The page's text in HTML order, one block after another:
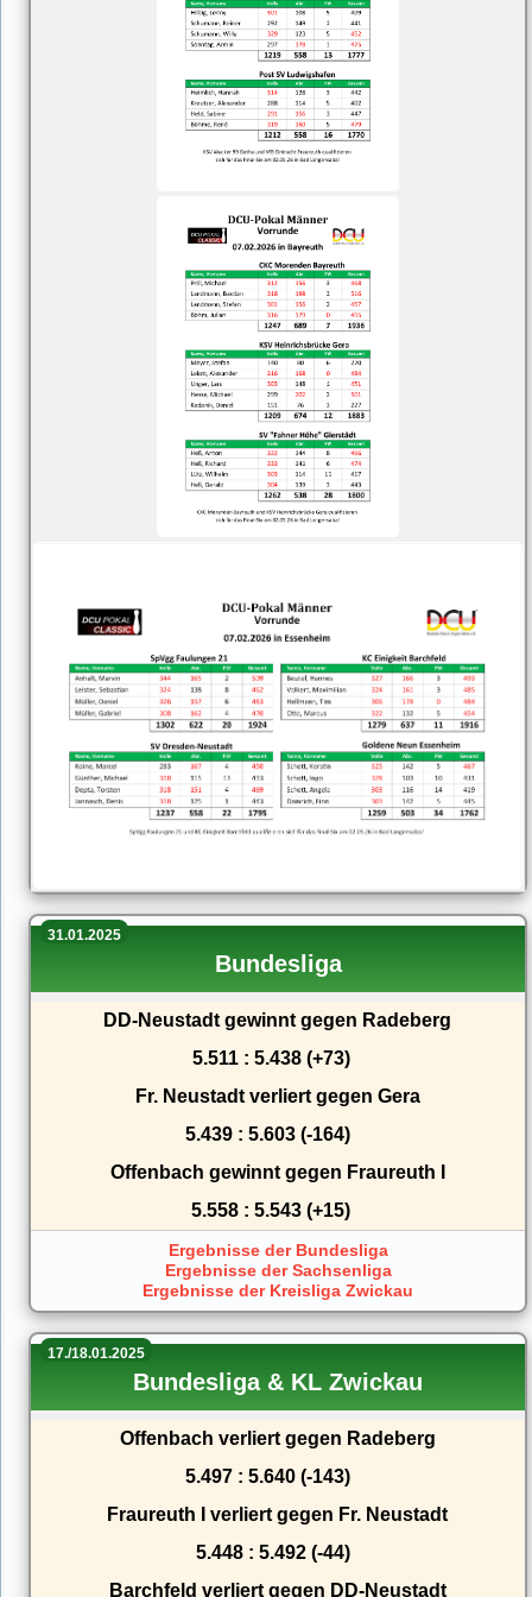
31.01.2025
Bundesliga
DD-Neustadt gewinnt gegen Radeberg
5.511 : 5.438 (+73)
Fr. Neustadt verliert gegen Gera
5.439 : 5.603 (-164)
Offenbach gewinnt gegen Fraureuth I
5.558 : 5.543 (+15)
Ergebnisse der Bundesliga
Ergebnisse der Sachsenliga
Ergebnisse der Kreisliga Zwickau
17./18.01.2025
Bundesliga & KL Zwickau
Offenbach verliert gegen Radeberg
5.497 : 5.640 (-143)
Fraureuth I verliert gegen Fr. Neustadt
5.448 : 5.492 (-44)
Barchfeld verliert gegen DD-Neustadt